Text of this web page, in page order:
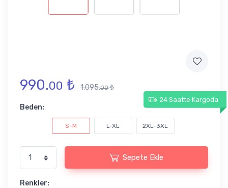
990.00 ₺ 1,095.00₺
24 Saatte Kargoda
Beden:
S-M L-XL 2XL-3XL
Sepete Ekle
Renkler: